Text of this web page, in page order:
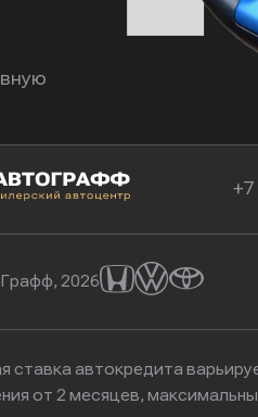
2026
ставка автокредита
от 2 месяцев,